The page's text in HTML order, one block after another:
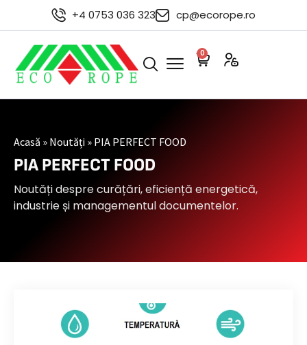
+4 0753 036 323 cp@ecorope.ro
0
Acasă » Noutăți » PIA PERFECT FOOD
PIA PERFECT FOOD
Noutăți despre curățări, eficiență energetică,
industrie și managementul documentelor.